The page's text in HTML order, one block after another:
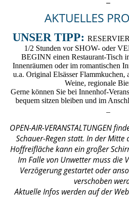
AKTUELLES
UNSER TIPP:
1/2 Stunden vor SHOW- oder
BEGINN einen Restaurant-Tisch
Innenräumen oder im romantischen
u.a. Original Elsässer Flammkuchen,
Weine, regionale
Gerne können Sie bei Innenhof-
bequem sitzen bleiben und im
OPEN-AIR-VERANSTALTUNGEN
Schauer-Regen statt. In der
Hoffreifläche kann ein großer
Im Falle von Unwetter muss die
Verzögerung gestartet oder
verschoben
Aktuelle Infos werden auf der